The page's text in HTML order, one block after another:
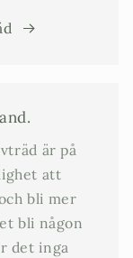
är på
att
bli mer
bli någon
det inga